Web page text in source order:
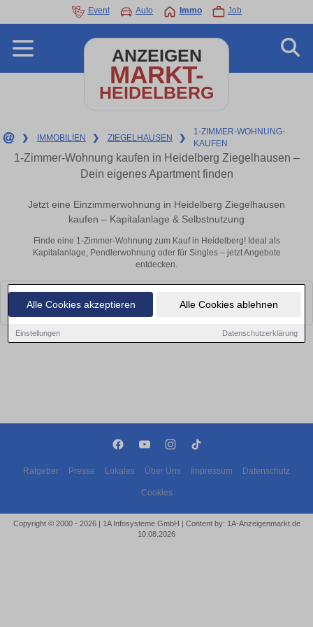
Alle Cookies akzeptieren Alle Cookies ablehnen
Einstellungen Datenschutzerklärung
Event Auto Immo Job
ANZEIGEN
MARKT-
HEIDELBERG
❯ IMMOBILIEN ❯ ZIEGELHAUSEN ❯
1-ZIMMER-WOHNUNG-
KAUFEN
1-Zimmer-Wohnung kaufen in Heidelberg Ziegelhausen –
Dein eigenes Apartment finden
Jetzt eine Einzimmerwohnung in Heidelberg Ziegelhausen
kaufen – Kapitalanlage & Selbstnutzung
Finde eine 1-Zimmer-Wohnung zum Kauf in Heidelberg! Ideal als
Kapitalanlage, Pendlerwohnung oder für Singles – jetzt Angebote
entdecken.
Leider konnten wir derzeit keine passenden Objekte finden. Schauen Sie
bald wieder vorbei!
Ratgeber Presse Lokales Über Uns Impressum Datenschutz
Cookies
Copyright © 2000 - 2026 | 1A Infosysteme GmbH | Content by: 1A-Anzeigenmarkt.de
10.08.2026